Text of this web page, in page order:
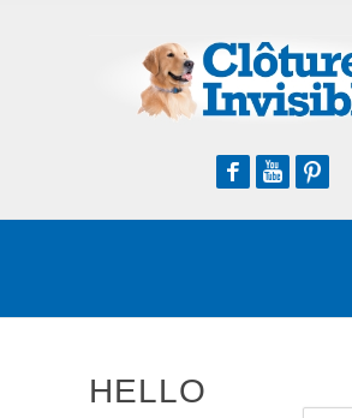
FacebookYoutube
HELLO